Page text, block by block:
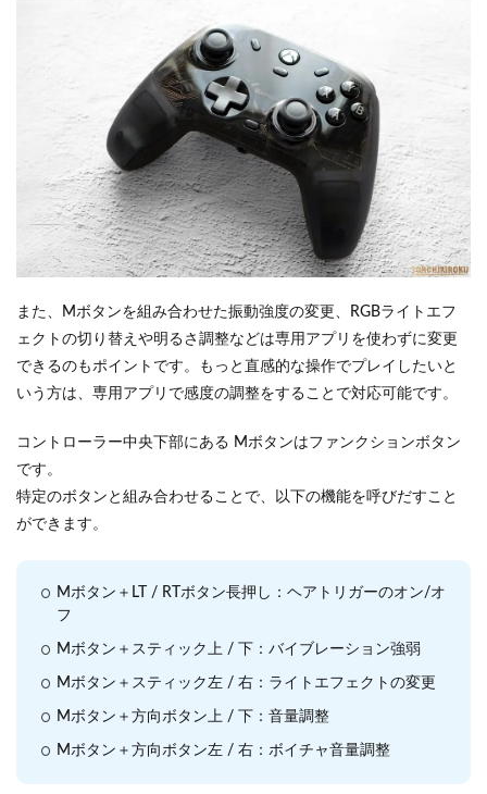
また、Mボタンを組み合わせた振動強度の変更、RGBライトエフ
ェクトの切り替えや明るさ調整などは専用アプリを使わずに変更
できるのもポイントです。もっと直感的な操作でプレイしたいと
いう方は、専用アプリで感度の調整をすることで対応可能です。
コントローラー中央下部にある Mボタンはファンクションボタン
です。
特定のボタンと組み合わせることで、以下の機能を呼びだすこと
ができます。
Mボタン＋LT / RTボタン長押し：ヘアトリガーのオン/オ
フ
Mボタン＋スティック上 / 下：バイブレーション強弱
Mボタン＋スティック左 / 右：ライトエフェクトの変更
Mボタン＋方向ボタン上 / 下：音量調整
Mボタン＋方向ボタン左 / 右：ボイチャ音量調整